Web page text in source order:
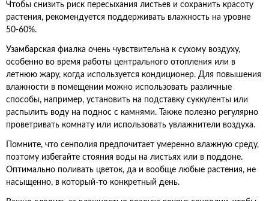
Чтобы снизить риск пересыхания листьев и сохранить красоту
растения, рекомендуется поддерживать влажность на уровне
50-60%.
Узамбарская фиалка очень чувствительна к сухому воздуху,
особенно во время работы центрального отопления или в
летнюю жару, когда используется кондиционер. Для повышения
влажности в помещении можно использовать различные
способы, например, установить на подставку суккуленты или
распылить воду на поднос с камнями. Также полезно регулярно
проветривать комнату или использовать увлажнители воздуха.
Помните, что сенполия предпочитает умеренно влажную среду,
поэтому избегайте стояния воды на листьях или в поддоне.
Оптимально поливать цветок, да и вообще любые растения, не
насыщенно, в который-то конкретный день.